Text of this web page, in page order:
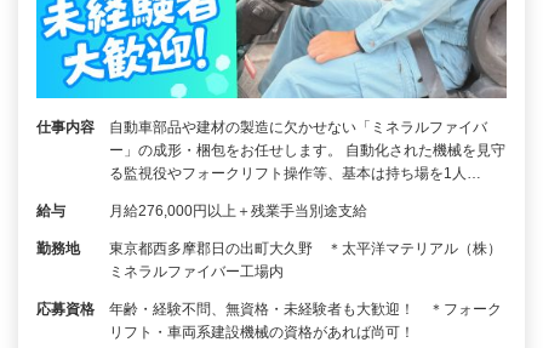
仕事内容
自動車部品や建材の製造に欠かせない「ミネラルファイバ
ー」の成形・梱包をお任せします。 自動化された機械を見守
る監視役やフォークリフト操作等、基本は持ち場を1人…
給与 月給276,000円以上＋残業手当別途支給
勤務地
東京都西多摩郡日の出町大久野 ＊太平洋マテリアル（株）
ミネラルファイバー工場内
応募資格
年齢・経験不問、無資格・未経験者も大歓迎！ ＊フォーク
リフト・車両系建設機械の資格があれば尚可！